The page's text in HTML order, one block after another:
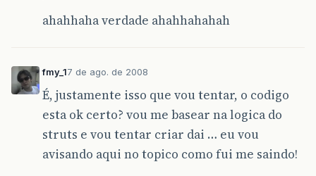
ahahhaha verdade ahahhahahah
fmy_17 de ago. de 2008
É, justamente isso que vou tentar, o codigo
esta ok certo? vou me basear na logica do
struts e vou tentar criar dai … eu vou
avisando aqui no topico como fui me saindo!